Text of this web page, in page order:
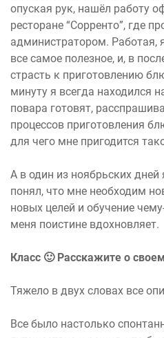
опуская рук, нашёл работу
ресторане “Сорренто”, где
администратором. Работая,
все самое полезное, и, в
страсть к приготовлению
минуту я всегда находился
повара готовят,
процессов приготовления
для чего мне пригодится
А в один из ноябрьских дней
понял, что мне необходим
новых целей и обучение
меня поистине вдохновляет.
Класс 🙂 Расскажите о
Тяжело в двух словах все
Все было настолько